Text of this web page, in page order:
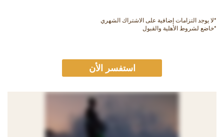
*لا يوجد التزامات إضافية على الاشتراك الشهري
*خاضع لشروط الأهلية والقبول
استفسر الأن